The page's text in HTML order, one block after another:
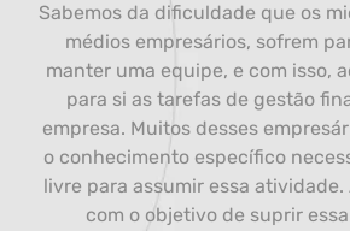
Sabemos da dificuldade que os
médios empresários, sofrem
manter uma equipe, e com isso,
para si as tarefas de gestão
empresa. Muitos desses
o conhecimento específico
livre para assumir essa atividade.
com o objetivo de suprir